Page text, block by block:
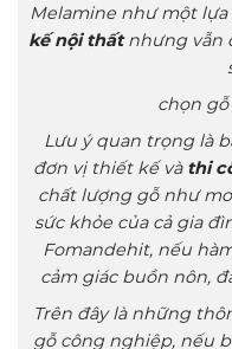
Melamine như một
kế nội thấtnhưng vẫn
chọn
Lưu ý quan trọng là
đơn vị thiết kế và thi
chất lượng gỗ như
sức khỏe của cả gia
Fomandehit, nếu
cảm giác buồn nôn,
Trên đây là những
gỗ công nghiệp, nếu